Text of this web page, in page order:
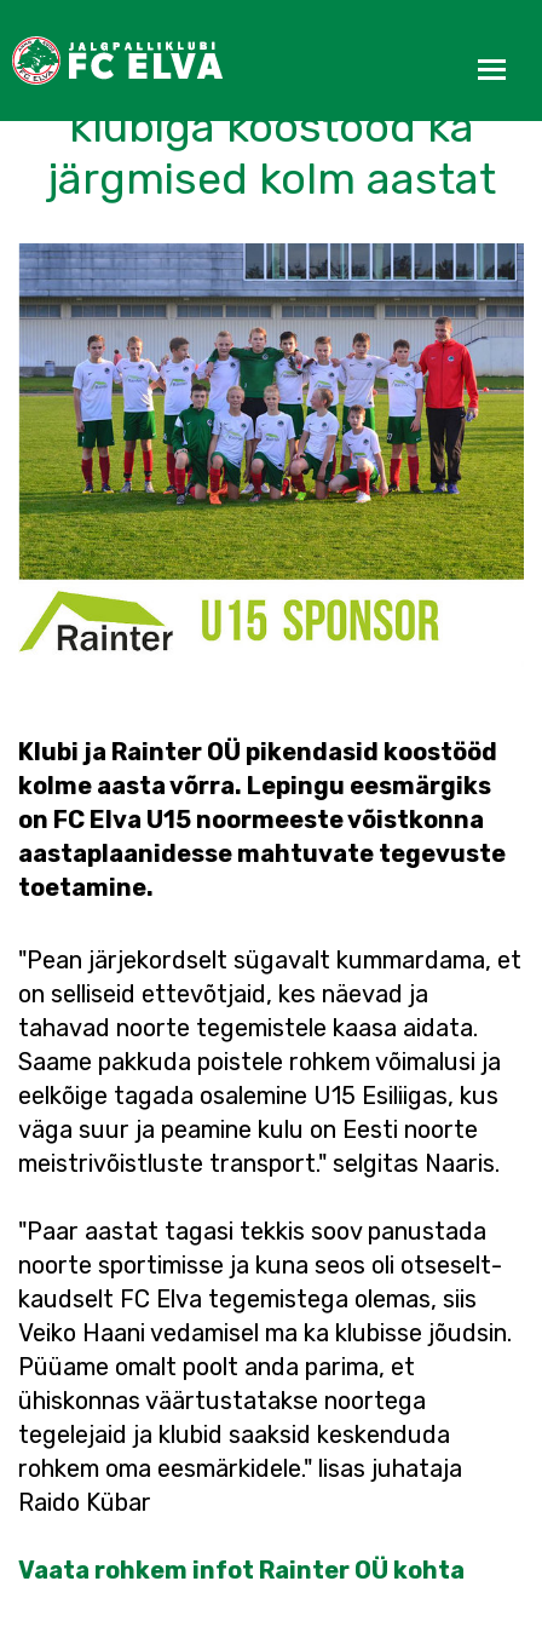
Rainter OÜ jätkab
klubiga koostööd ka
järgmised kolm aastat
Klubi ja Rainter OÜ pikendasid koostööd
kolme aasta võrra. Lepingu eesmärgiks
on FC Elva U15 noormeeste võistkonna
aastaplaanidesse mahtuvate tegevuste
toetamine.
"Pean järjekordselt sügavalt kummardama, et
on selliseid ettevõtjaid, kes näevad ja
tahavad noorte tegemistele kaasa aidata.
Saame pakkuda poistele rohkem võimalusi ja
eelkõige tagada osalemine U15 Esiliigas, kus
väga suur ja peamine kulu on Eesti noorte
meistrivõistluste transport." selgitas Naaris.
"Paar aastat tagasi tekkis soov panustada
noorte sportimisse ja kuna seos oli otseselt-
kaudselt FC Elva tegemistega olemas, siis
Veiko Haani vedamisel ma ka klubisse jõudsin.
Püüame omalt poolt anda parima, et
ühiskonnas väärtustatakse noortega
tegelejaid ja klubid saaksid keskenduda
rohkem oma eesmärkidele." lisas juhataja
Raido Kübar
Vaata rohkem infot Rainter OÜ kohta